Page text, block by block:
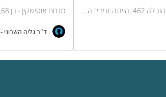
מנחם אוסישקין - בן 68, יו"ר הקרן הקיימת לישראל מאיר דיזנגוף - בן...
ד"ר גליה השרוני -